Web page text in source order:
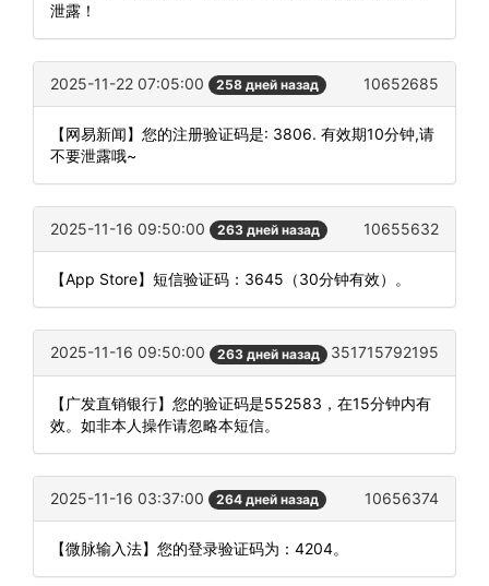
泄露！
2025-11-22 07:05:00 258 дней назад 10652685
【网易新闻】您的注册验证码是: 3806. 有效期10分钟,请
不要泄露哦~
2025-11-16 09:50:00 263 дней назад 10655632
【App Store】短信验证码：3645（30分钟有效）。
2025-11-16 09:50:00 263 дней назад 351715792195
【广发直销银行】您的验证码是552583，在15分钟内有
效。如非本人操作请忽略本短信。
2025-11-16 03:37:00 264 дней назад 10656374
【微脉输入法】您的登录验证码为：4204。